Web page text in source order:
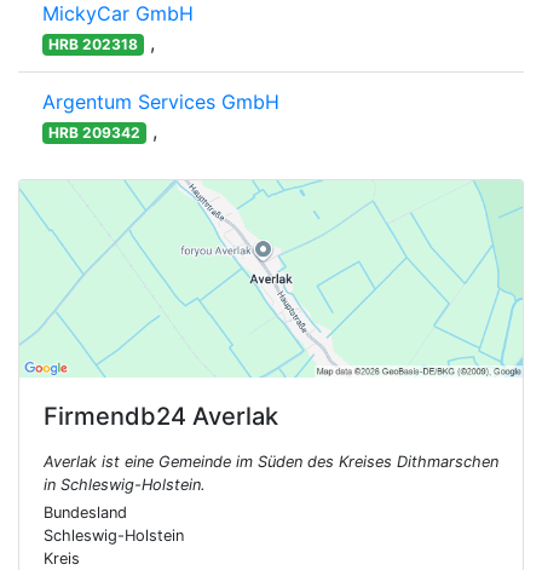
MickyCar GmbH
HRB 202318 ,
Argentum Services GmbH
HRB 209342 ,
Firmendb24 Averlak
Averlak ist eine Gemeinde im Süden des Kreises Dithmarschen
in Schleswig-Holstein.
Bundesland
Schleswig-Holstein
Kreis